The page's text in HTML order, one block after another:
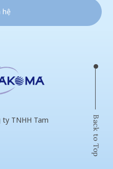
Back to Top
ty TNHH Tam
hệ